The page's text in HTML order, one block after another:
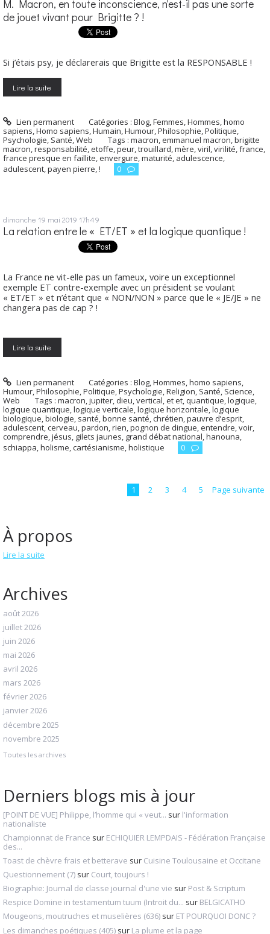
M. Macron, en toute inconscience, n'est-il pas une sorte
de jouet vivant pour Brigitte ? !
Si j’étais psy, je déclarerais que Brigitte est la RESPONSABLE !
Lire la suite
Lien permanent Catégories :Blog,Femmes,Hommes, homo
sapiens,Homo sapiens,Humain,Humour,Philosophie,Politique,
Psychologie, Santé,Web Tags : macron,emmanuel macron,brigitte
macron,responsabilité,etoffe,peur,trouillard,mère,viril,virilité,france,
france presque en faillite,envergure,maturité, adulescence,
adulescent,payen pierre,! 0
dimanche 19 mai 2019 17h49
La relation entre le « ET/ET » et la logique quantique !
La France ne vit-elle pas un fameux, voire un exceptionnel
exemple ET contre-exemple avec un président se voulant
« ET/ET » et n’étant que « NON/NON » parce que le « JE/JE » ne
changera pas de cap ? !
Lire la suite
Lien permanent Catégories :Blog,Hommes, homo sapiens,
Humour,Philosophie,Politique,Psychologie,Religion, Santé, Science,
Web
Tags : macron,jupiter, dieu,vertical,et et,quantique,logique,
logique quantique,logique verticale,logique horizontale,logique
biologique,biologie, santé,bonne santé,chrétien,pauvre d’esprit,
adulescent,cerveau,pardon,rien,pognon de dingue,entendre,voir,
comprendre,jésus, gilets jaunes, grand débat national,hanouna,
schiappa,holisme,cartésianisme,holistique 0
1 2 3 4 5 Page suivante
À propos
Lire la suite
Archives
août 2026
juillet 2026
juin 2026
mai 2026
avril 2026
mars 2026
février 2026
janvier 2026
décembre 2025
novembre 2025
Toutes les archives
Derniers blogs mis à jour
[POINT DE VUE] Philippe, l’homme qui « veut... sur l'information
nationaliste
Championnat de France sur ECHIQUIER LEMPDAIS - Fédération Française
des...
Toast de chèvre frais et betterave sur Cuisine Toulousaine et Occitane
Questionnement (7) sur Court, toujours !
Biographie: Journal de classe journal d'une vie sur Post & Scriptum
Respice Domine in testamentum tuum (Introit du... sur BELGICATHO
Mougeons, moutruches et muselières (636) sur ET POURQUOI DONC ?
Les dimanches poétiques (405) sur La plume et la page